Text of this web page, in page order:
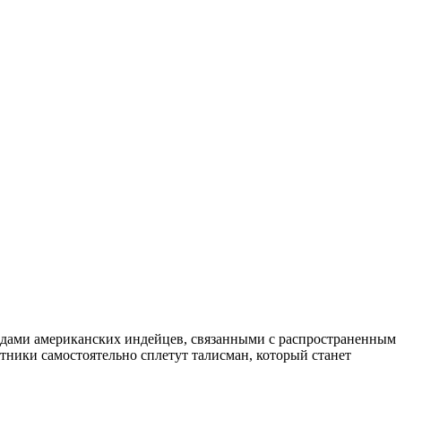
американских индейцев, связанными с распространенным
самостоятельно сплетут талисман, который станет